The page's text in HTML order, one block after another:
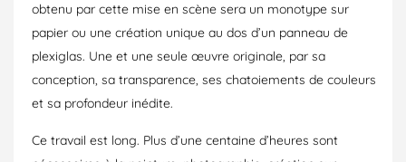
obtenu par cette mise en scène sera un monotype sur
papier ou une création unique au dos d’un panneau de
plexiglas. Une et une seule œuvre originale, par sa
conception, sa transparence, ses chatoiements de couleurs
et sa profondeur inédite.
Ce travail est long. Plus d’une centaine d’heures sont